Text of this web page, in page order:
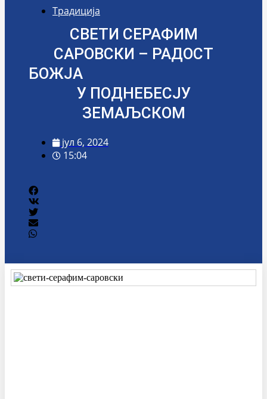
Традиција
СВЕТИ СЕРАФИМ
САРОВСКИ – РАДОСТ
БОЖЈА
У ПОДНЕБЕСЈУ
ЗЕМАЉСКОМ
јул 6, 2024
15:04